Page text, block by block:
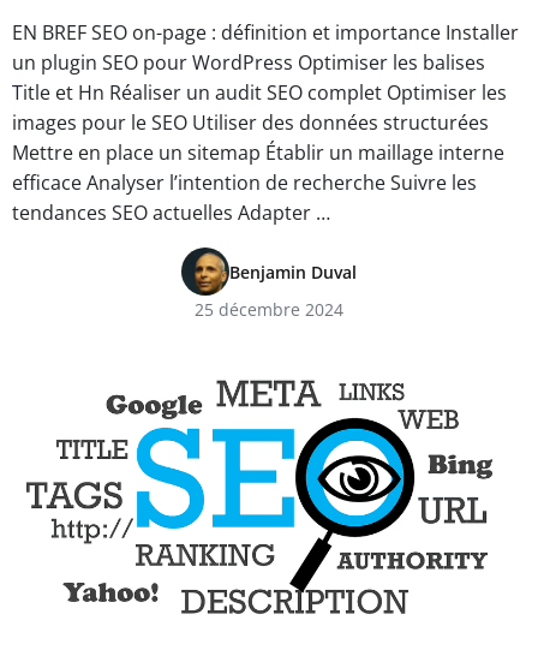
EN BREF SEO on-page : définition et importance Installer
un plugin SEO pour WordPress Optimiser les balises
Title et Hn Réaliser un audit SEO complet Optimiser les
images pour le SEO Utiliser des données structurées
Mettre en place un sitemap Établir un maillage interne
efficace Analyser l’intention de recherche Suivre les
tendances SEO actuelles Adapter …
Benjamin Duval
25 décembre 2024